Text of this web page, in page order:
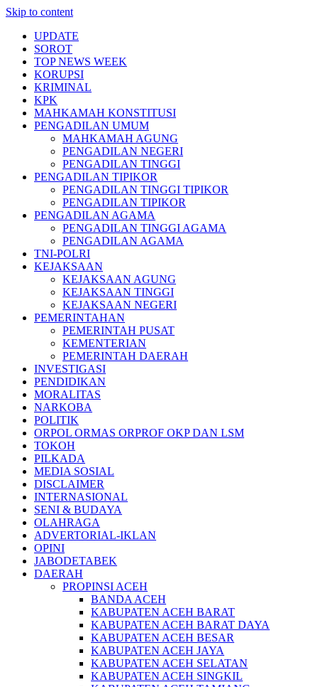
Skip to content
UPDATE
SOROT
TOP NEWS WEEK
KORUPSI
KRIMINAL
KPK
MAHKAMAH KONSTITUSI
PENGADILAN UMUM
MAHKAMAH AGUNG
PENGADILAN NEGERI
PENGADILAN TINGGI
PENGADILAN TIPIKOR
PENGADILAN TINGGI TIPIKOR
PENGADILAN TIPIKOR
PENGADILAN AGAMA
PENGADILAN TINGGI AGAMA
PENGADILAN AGAMA
TNI-POLRI
KEJAKSAAN
KEJAKSAAN AGUNG
KEJAKSAAN TINGGI
KEJAKSAAN NEGERI
PEMERINTAHAN
PEMERINTAH PUSAT
KEMENTERIAN
PEMERINTAH DAERAH
INVESTIGASI
PENDIDIKAN
MORALITAS
NARKOBA
POLITIK
ORPOL ORMAS ORPROF OKP DAN LSM
TOKOH
PILKADA
MEDIA SOSIAL
DISCLAIMER
INTERNASIONAL
SENI & BUDAYA
OLAHRAGA
ADVERTORIAL-IKLAN
OPINI
JABODETABEK
DAERAH
PROPINSI ACEH
BANDA ACEH
KABUPATEN ACEH BARAT
KABUPATEN ACEH BARAT DAYA
KABUPATEN ACEH BESAR
KABUPATEN ACEH JAYA
KABUPATEN ACEH SELATAN
KABUPATEN ACEH SINGKIL